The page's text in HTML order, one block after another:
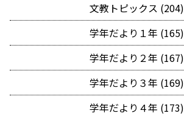
文教トピックス (204)
学年だより１年 (165)
学年だより２年 (167)
学年だより３年 (169)
学年だより４年 (173)